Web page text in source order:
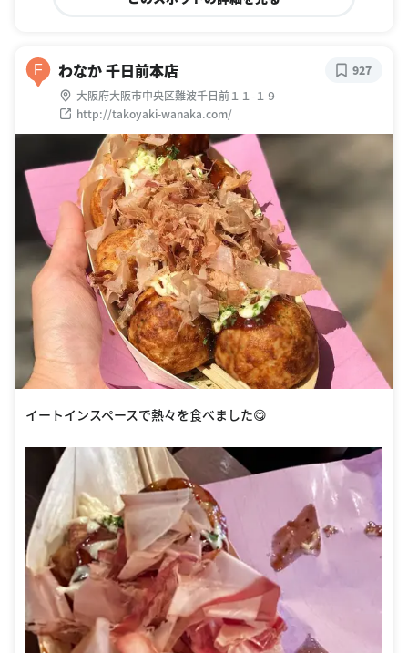
F わなか 千日前本店
大阪府大阪市中央区難波千日前１１-１９
http://takoyaki-wanaka.com/
927
イートインスペースで熱々を食べました😋